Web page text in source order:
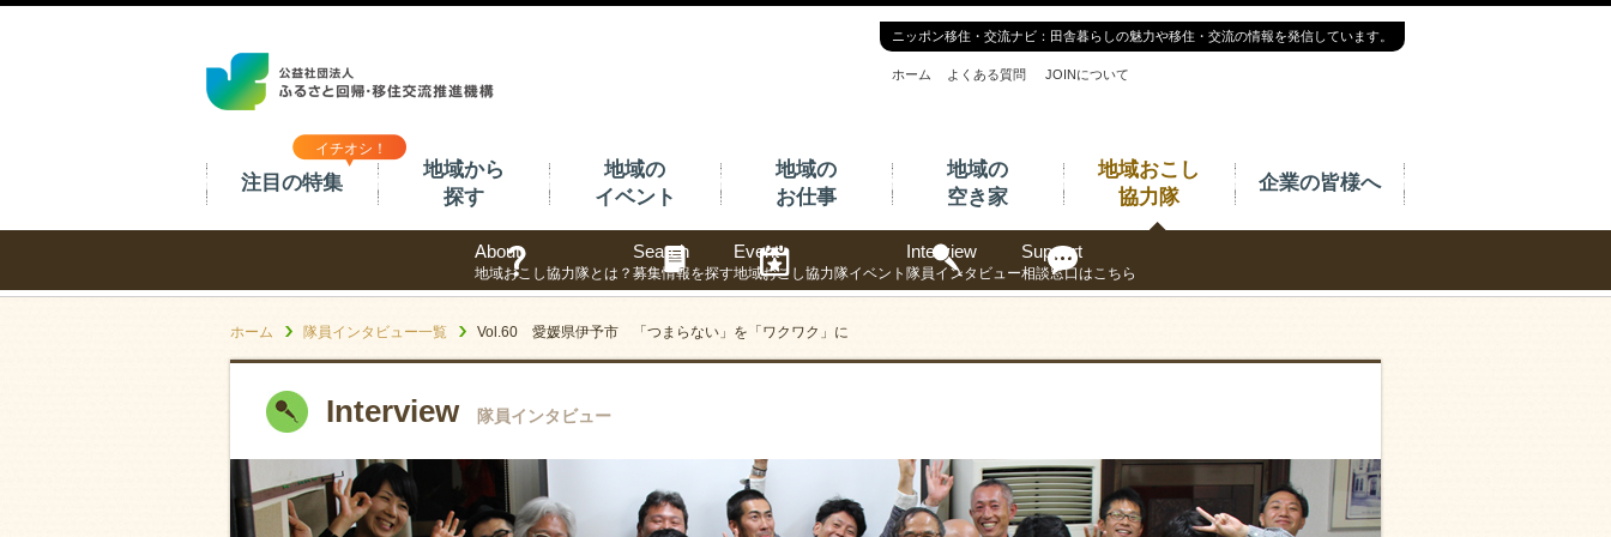
ニッポン移住・交流ナビ：田舎暮らしの魅力や移住・交流の情報を発信しています。
ホーム よくある質問 JOINについて
イチオシ！
注目の特集
地域から
探す
地域の
イベント
地域の
お仕事
地域の
空き家
地域おこし
協力隊
About
地域おこし協力隊とは？
Search
募集情報を探す
Event
地域おこし協力隊イベント
Interview
隊員インタビュー
Support
相談窓口はこちら
企業の皆様へ
ホーム 隊員インタビュー一覧 Vol.60 愛媛県伊予市 「つまらない」を「ワクワク」に
Interview 隊員インタビュー